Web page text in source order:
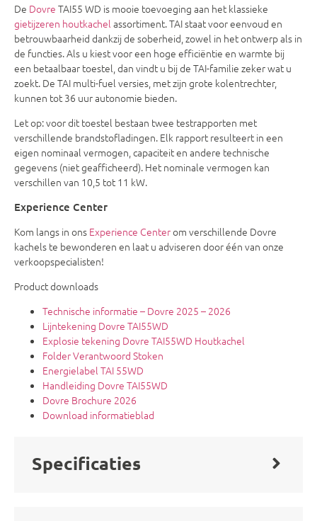
De Dovre TAI55 WD is mooie toevoeging aan het klassieke
gietijzeren houtkachel assortiment. TAI staat voor eenvoud en
betrouwbaarheid dankzij de soberheid, zowel in het ontwerp als in
de functies. Als u kiest voor een hoge efficiëntie en warmte bij
een betaalbaar toestel, dan vindt u bij de TAI-familie zeker wat u
zoekt. De TAI multi-fuel versies, met zijn grote kolentrechter,
kunnen tot 36 uur autonomie bieden.
Let op: voor dit toestel bestaan twee testrapporten met
verschillende brandstofladingen. Elk rapport resulteert in een
eigen nominaal vermogen, capaciteit en andere technische
gegevens (niet geafficheerd). Het nominale vermogen kan
verschillen van 10,5 tot 11 kW.
Experience Center
Kom langs in ons Experience Centerom verschillende Dovre
kachels te bewonderen en laat u adviseren door één van onze
verkoopspecialisten!
Product downloads
Technische informatie – Dovre 2025 – 2026
Lijntekening Dovre TAI55WD
Explosie tekening Dovre TAI55WD Houtkachel
Folder Verantwoord Stoken
Energielabel TAI 55WD
Handleiding Dovre TAI55WD
Dovre Brochure 2026
Download informatieblad
Specificaties